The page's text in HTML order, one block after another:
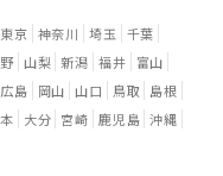
東京 神奈川 埼玉
千葉
山梨 新潟 福井
富山
広島 岡山 山口 鳥取
島根
大分 宮崎 鹿児島 沖縄